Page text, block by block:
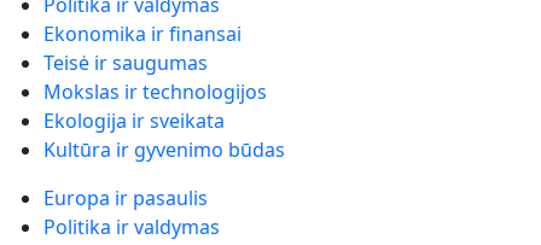
Ekonomika ir finansai
Teisė ir saugumas
Mokslas ir technologijos
Ekologija ir sveikata
Kultūra ir gyvenimo būdas
Europa ir pasaulis
Politika ir valdymas